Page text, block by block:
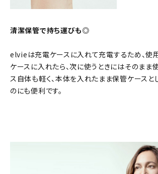
清潔保管で持ち運びも◎
elvieは充電ケースに入れて充電するため、使
ケースに入れたら、次に使うときにはそのまま
ス自体も軽く、本体を入れたまま保管ケースと
のにも便利です。